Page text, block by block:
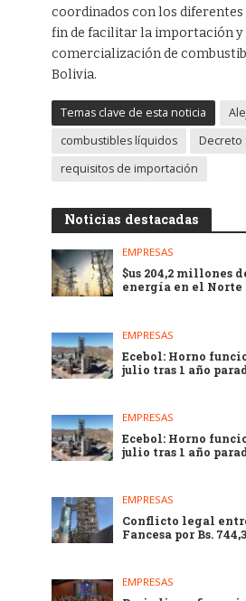
coordinados con los diferentes
fin de facilitar la importación y
comercialización de
Bolivia.
Temas clave de esta noticia
combustibles líquidos
Decreto
requisitos de importación
Noticias destacadas
EMPRESAS
$us 204,2 millones
energía en el Norte
EMPRESAS
Ecebol: Horno
julio tras 1 año
EMPRESAS
Ecebol: Horno
julio tras 1 año
EMPRESAS
Conflicto legal
Fancesa por Bs.
EMPRESAS